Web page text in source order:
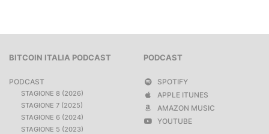
BITCOIN ITALIA PODCAST
PODCAST
STAGIONE 8 (2026)
STAGIONE 7 (2025)
STAGIONE 6 (2024)
STAGIONE 5 (2023)
PODCAST
SPOTIFY
APPLE ITUNES
AMAZON MUSIC
YOUTUBE